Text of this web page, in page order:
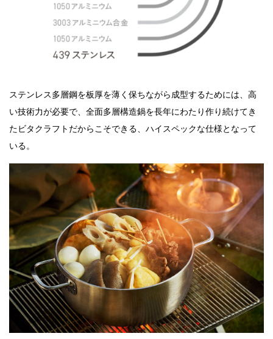
ステンレス多層鋼を板厚を薄く保ちながら成型するためには、高
い技術力が必要で、全面多層構造鍋を長年にわたり作り続けてき
たビタクラフトだからこそできる、ハイスペックな仕様となって
いる。